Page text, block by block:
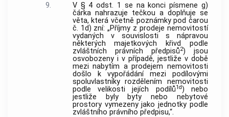
9.
V § 4 odst. 1 se na konci písmene g)
čárka nahrazuje tečkou a doplňuje se
věta, která včetně poznámky pod čarou
č. 1d) zní: „Příjmy z prodeje nemovitostí
vydaných v souvislosti s nápravou
některých majetkových křivd podle
zvláštních právních předpisů2) jsou
osvobozeny i v případě, jestliže v době
mezi nabytím a prodejem nemovitosti
došlo k vypořádání mezi podílovými
spoluvlastníky rozdělením nemovitosti
podle velikosti jejích podílů1d) nebo
jestliže byly byty nebo nebytové
prostory vymezeny jako jednotky podle
zvláštního právního předpisu,“.